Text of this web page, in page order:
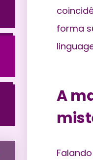
forma
A